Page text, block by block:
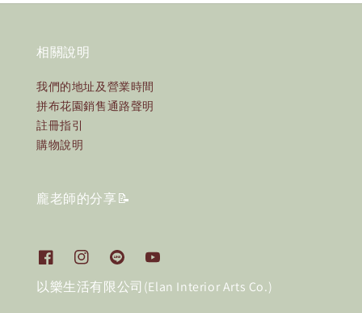
相關說明
我們的地址及營業時間
拼布花園銷售通路聲明
註冊指引
購物說明
龐老師的分享📝
以樂生活有限公司(Elan Interior Arts Co.)